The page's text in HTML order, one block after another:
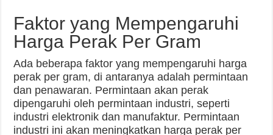
Faktor yang Mempengaruhi
Harga Perak Per Gram
Ada beberapa faktor yang mempengaruhi harga
perak per gram, di antaranya adalah permintaan
dan penawaran. Permintaan akan perak
dipengaruhi oleh permintaan industri, seperti
industri elektronik dan manufaktur. Permintaan
industri ini akan meningkatkan harga perak per